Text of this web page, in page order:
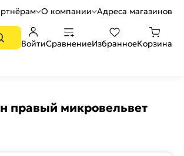
О компании Адреса магазинов
ВойтиСравнениеИзбранноеКорзина
правый микровельвет